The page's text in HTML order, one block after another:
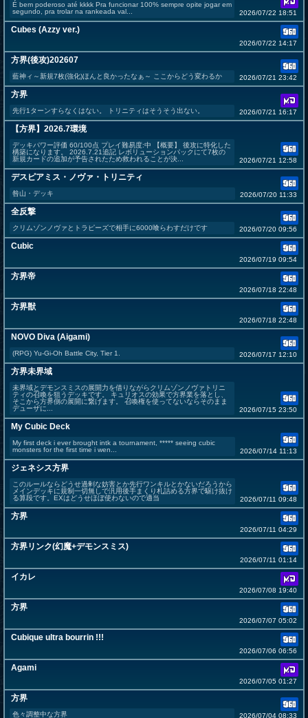
É bem poderoso até kkkk Pra funcionar 100% sempre opite jogar em
segundo, pra trolar na rankeada val...
2026/07/22 18:51
Cubes (Azzy ver.)
2026/07/22 14:17
方界(後攻)202607
藍神ィ～新規7枚(強化)ほんと良かったなぁ～ ここからどう変わるか 2026/07/21 23:42
方界
先行1ターンすらなくはない。 トリニティはそうそう出ない。 2026/07/21 16:17
【方界】2026.7環境
デッキパワー評価 60/100点 プレイ難易度:中 【概要】 後攻に特化した
構築になります。 2026.7.21追記 レボリューションパックにて7枚の
新規カードの追加が予告されたため救われることが決...
2026/07/21 12:58
デスピアミス・ノヴァ・トリニティ
咎山・デッキ 2026/07/20 11:33
全反撃
クリムゾンノヴァとトラピーズで相手に6000喰らわすだけです 2026/07/20 09:56
Cubic
2026/07/19 09:54
方界帝
2026/07/18 22:48
方界獣
2026/07/18 22:48
NOVO Diva (Aigami)
(RPG) Yu-Gi-Oh Battle City, Tier 1. 2026/07/17 12:10
方界未界域
未界域とデモンスミスの展開力を借りながらクリムゾンノヴァトリニ
ティの召喚を狙うデッキです。 キュリオスの効果で方界業を落とし、
そこから方界側の展開に繋げます。 召喚権を使ってないならそのまま
デューザに...
2026/07/15 23:50
My Cubic Deck
My first deck i ever brought intk a tournament, ***** seeing cubic
monsters for the first time i wen...
2026/07/14 11:13
ジェネシス方界
このルールならどうせ過剰な妨害とか先行ワンキルとかないだろうから
メインデッキに規制一切無しで汎用後手まくり札詰める方界で駆け抜け
る算段です。EXはどうせほぼ使わないので適当
2026/07/11 09:48
方界
2026/07/11 04:29
方界リンク(幻魔+デモンスミス)
2026/07/11 01:14
イカレ
2026/07/08 19:40
方界
2026/07/07 05:02
Cubique ultra bourrin !!!
2026/07/06 06:56
Agami
2026/07/05 01:27
方界
色々調整中な方界 2026/07/04 08:33